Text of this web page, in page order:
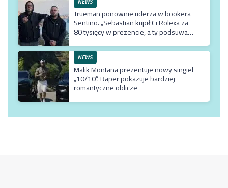
Trueman ponownie uderza w bookera
Sentino. „Sebastian kupił Ci Rolexa za
80 tysięcy w prezencie, a ty podsuwasz
NEWS
Malik Montana prezentuje nowy singiel
„10/10”. Raper pokazuje bardziej
romantyczne oblicze